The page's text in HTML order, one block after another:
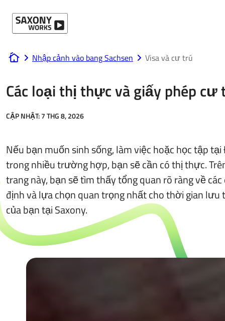
www.saxony-works.com
Nhập cảnh vào bang Sachsen Visa và cư trú
Các loại thị thực và giấy phép cư
CẬP NHẬT:7 THG 8, 2026
Nếu bạn muốn sinh sống, làm việc hoặc học tập
trong nhiều trường hợp, bạn sẽ cần có thị thực.
trang này, bạn sẽ tìm thấy tổng quan rõ ràng về
định và lựa chọn quan trọng nhất cho thời gian lưu
của bạn tại Saxony.